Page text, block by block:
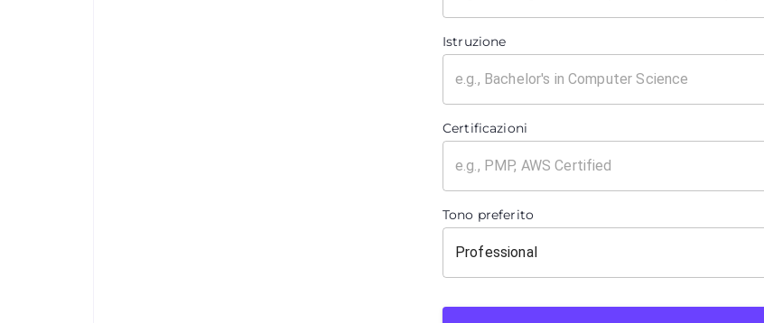
Istruzione
Certificazioni
Tono preferito